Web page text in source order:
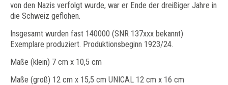
von den Nazis verfolgt wurde, war er Ende der dreißiger Jahre in
die Schweiz geflohen.
Insgesamt wurden fast 140000 (SNR 137xxx bekannt)
Exemplare produziert. Produktionsbeginn 1923/24.
Maße (klein) 7 cm x 10,5 cm
Maße (groß) 12 cm x 15,5 cm UNICAL 12 cm x 16 cm